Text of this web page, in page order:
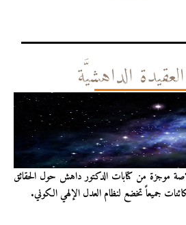
الداهشيَّة
موجزة من كتابات الدكتور داهش حول الحقائق
جميعاً تخضع لنظام العدل الإلهي الكوني.